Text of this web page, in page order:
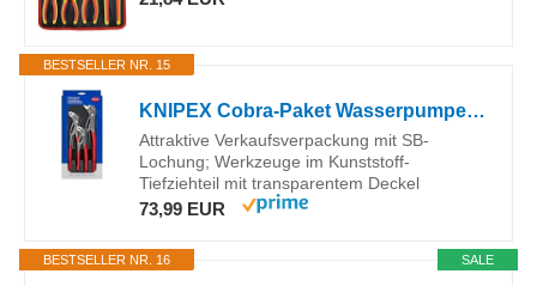
BESTSELLER NR. 15
KNIPEX Cobra-Paket Wasserpumpenzangen-Set, 3-teilig, 00 20 09 V02
Attraktive Verkaufsverpackung mit SB-
Lochung; Werkzeuge im Kunststoff-
Tiefziehteil mit transparentem Deckel
73,99 EUR
SALE
BESTSELLER NR. 16